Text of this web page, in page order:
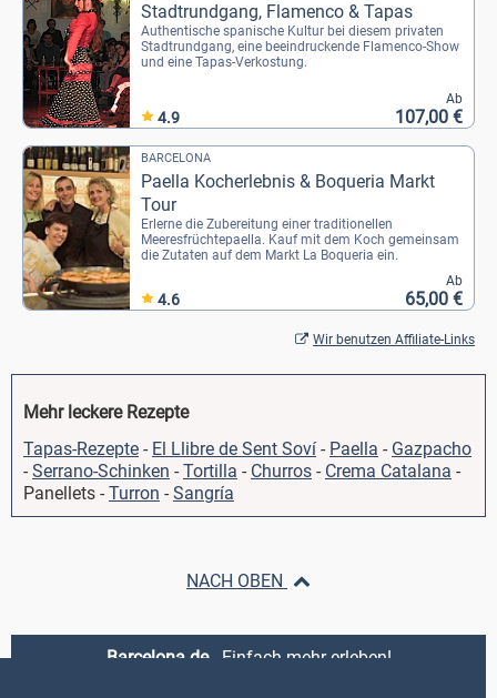
Stadtrundgang, Flamenco & Tapas
Authentische spanische Kultur bei diesem privaten
Stadtrundgang, eine beeindruckende Flamenco-Show
und eine Tapas-Verkostung.
4.9
Ab
107,00 €
BARCELONA
Paella Kocherlebnis & Boqueria Markt
Tour
Erlerne die Zubereitung einer traditionellen
Meeresfrüchtepaella. Kauf mit dem Koch gemeinsam
die Zutaten auf dem Markt La Boqueria ein.
4.6
Ab
65,00 €
Wir benutzen Affiliate-Links
Mehr leckere Rezepte
Tapas-Rezepte - El Llibre de Sent Soví - Paella - Gazpacho
- Serrano-Schinken - Tortilla - Churros - Crema Catalana -
Panellets - Turron - Sangría
NACH OBEN
Barcelona.de- Einfach mehr erleben!